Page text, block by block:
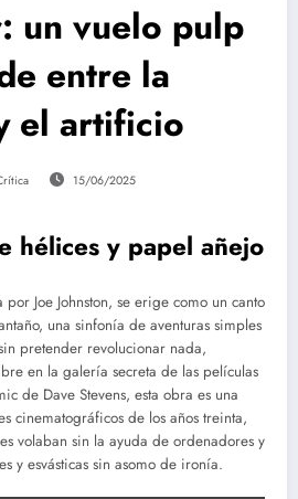
un vuelo pulp
entre la
el artificio
15/06/2025
hélices y papel añejo
Joe Johnston, se erige como un canto
una sinfonía de aventuras simples
pretender revolucionar nada,
en la galería secreta de las películas
de Dave Stevens, esta obra es una
cinematográficos de los años treinta,
volaban sin la ayuda de ordenadores y
y esvásticas sin asomo de ironía.